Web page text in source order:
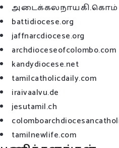
அடைக்கலநாயகி.கொம்
battidiocese.org
jaffnarcdiocese.org
archdioceseofcolombo.com
kandydiocese.net
tamilcatholicdaily.com
iraivaalvu.de
jesutamil.ch
tamilnewlife.com